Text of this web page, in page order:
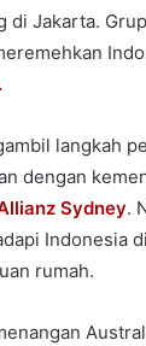
di Jakarta.
langkah
dengan
Sydney.
Indonesia
rumah.